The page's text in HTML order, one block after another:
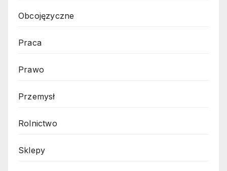
Obcojęzyczne
Praca
Prawo
Przemysł
Rolnictwo
Sklepy